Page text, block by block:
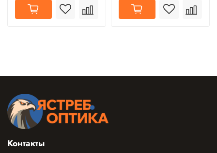
Контакты